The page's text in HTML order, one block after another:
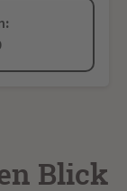
Blick